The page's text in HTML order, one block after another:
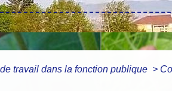
travail dans la fonction publique >